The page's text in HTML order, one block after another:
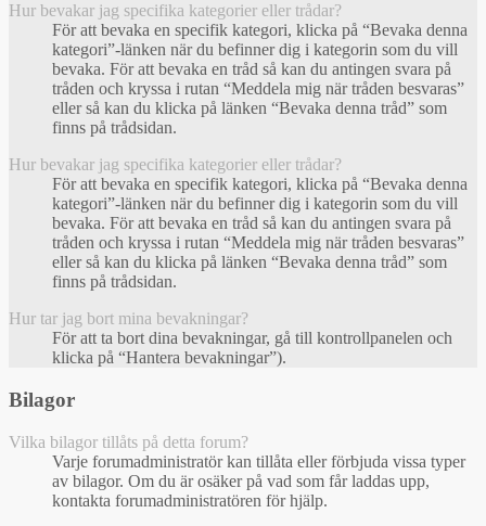
Hur bevakar jag specifika kategorier eller trådar?
För att bevaka en specifik kategori, klicka på “Bevaka denna
kategori”-länken när du befinner dig i kategorin som du vill
bevaka. För att bevaka en tråd så kan du antingen svara på
tråden och kryssa i rutan “Meddela mig när tråden besvaras”
eller så kan du klicka på länken “Bevaka denna tråd” som
finns på trådsidan.
Hur bevakar jag specifika kategorier eller trådar?
För att bevaka en specifik kategori, klicka på “Bevaka denna
kategori”-länken när du befinner dig i kategorin som du vill
bevaka. För att bevaka en tråd så kan du antingen svara på
tråden och kryssa i rutan “Meddela mig när tråden besvaras”
eller så kan du klicka på länken “Bevaka denna tråd” som
finns på trådsidan.
Hur tar jag bort mina bevakningar?
För att ta bort dina bevakningar, gå till kontrollpanelen och
klicka på “Hantera bevakningar”).
Bilagor
Vilka bilagor tillåts på detta forum?
Varje forumadministratör kan tillåta eller förbjuda vissa typer
av bilagor. Om du är osäker på vad som får laddas upp,
kontakta forumadministratören för hjälp.